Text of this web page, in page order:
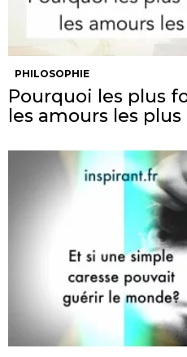
PHILOSOPHIE
Pourquoi les plus
les amours les